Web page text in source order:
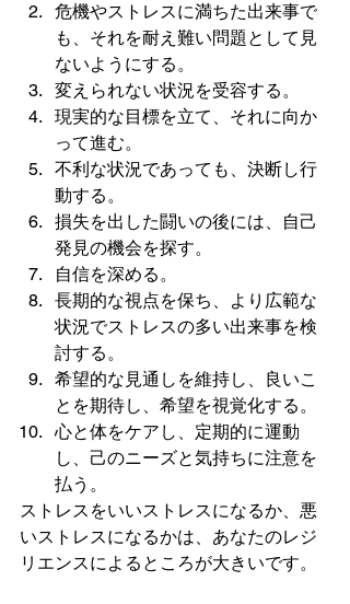
危機やストレスに満ちた出来事で
も、それを耐え難い問題として見
ないようにする。
変えられない状況を受容する。
現実的な目標を立て、それに向か
って進む。
不利な状況であっても、決断し行
動する。
損失を出した闘いの後には、自己
発見の機会を探す。
自信を深める。
長期的な視点を保ち、より広範な
状況でストレスの多い出来事を検
討する。
希望的な見通しを維持し、良いこ
とを期待し、希望を視覚化する。
心と体をケアし、定期的に運動
し、己のニーズと気持ちに注意を
払う。
ストレスをいいストレスになるか、悪
いストレスになるかは、あなたのレジ
リエンスによるところが大きいです。